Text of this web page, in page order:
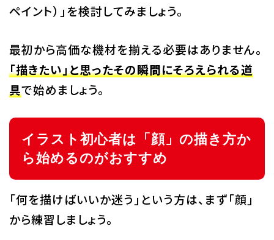
ペイント）」を検討してみましょう。
最初から高価な機材を揃える必要はありません。
「描きたい」と思ったその瞬間にそろえられる道
具で始めましょう。
イラスト初心者は「顔」の描き方か
ら始めるのがおすすめ
「何を描けばいいか迷う」という方は、まず「顔」
から練習しましょう。